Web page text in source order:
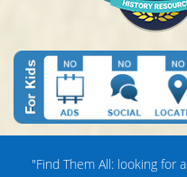
"Find Them All: looking for